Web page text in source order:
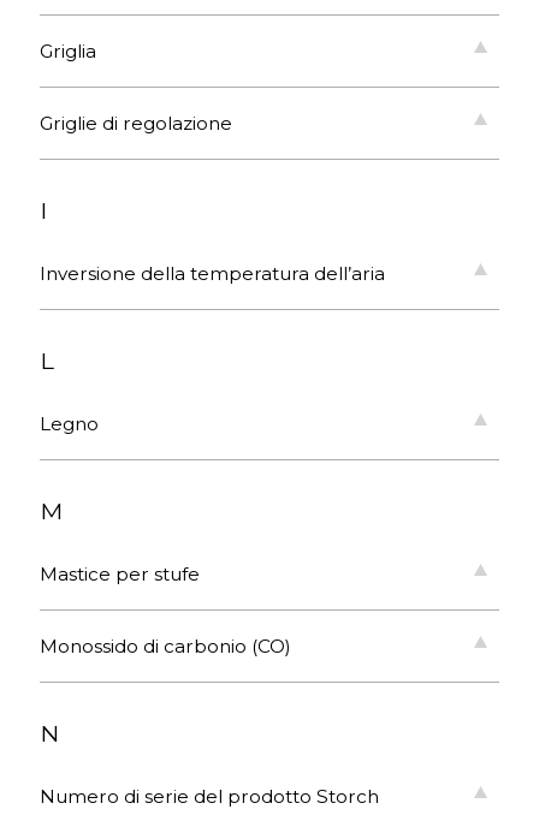
Griglia
Griglie di regolazione
I
Inversione della temperatura dell’aria
L
Legno
M
Mastice per stufe
Monossido di carbonio (CO)
N
Numero di serie del prodotto Storch